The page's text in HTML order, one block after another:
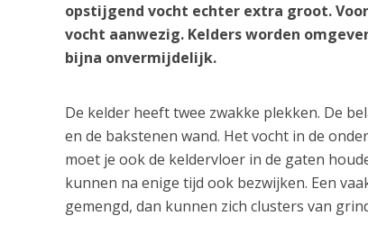
opstijgend vocht echter extra groot.
vocht aanwezig. Kelders worden
bijna onvermijdelijk.
De kelder heeft twee zwakke plekken. De
en de bakstenen wand. Het vocht in de
moet je ook de keldervloer in de gaten
kunnen na enige tijd ook bezwijken. Een
gemengd, dan kunnen zich clusters van